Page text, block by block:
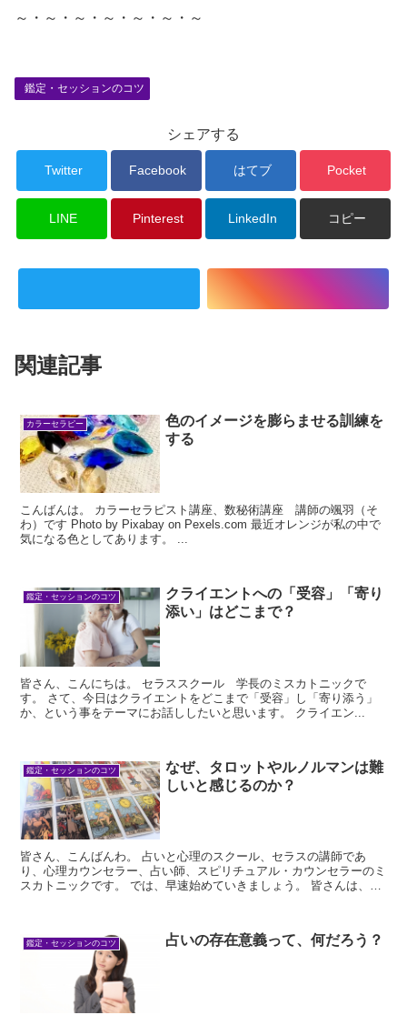
～・～・～・～・～・～・～
鑑定・セッションのコツ
シェアする
Twitter Facebook はてブ Pocket
LINE Pinterest LinkedIn コピー
関連記事
カラーセラピー
色のイメージを膨らませる訓練を
する
こんばんは。 カラーセラピスト講座、数秘術講座 講師の颯羽（そ
わ）です Photo by Pixabay on Pexels.com 最近オレンジが私の中で
気になる色としてあります。 ...
鑑定・セッションのコツ
クライエントへの「受容」「寄り
添い」はどこまで？
皆さん、こんにちは。 セラススクール 学長のミスカトニックで
す。 さて、今日はクライエントをどこまで「受容」し「寄り添う」
か、という事をテーマにお話ししたいと思います。 クライエン...
鑑定・セッションのコツ
なぜ、タロットやルノルマンは難
しいと感じるのか？
皆さん、こんばんわ。 占いと心理のスクール、セラスの講師であ
り、心理カウンセラー、占い師、スピリチュアル・カウンセラーのミ
スカトニックです。 では、早速始めていきましょう。 皆さんは、タ
鑑定・セッションのコツ 占いの存在意義って、何だろう？